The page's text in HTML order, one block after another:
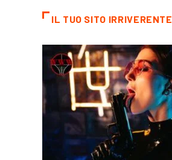
IL TUO SITO IRRIVERENTE